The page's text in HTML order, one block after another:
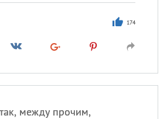
174
между прочим,